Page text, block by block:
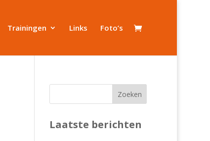
Trainingen Links Foto’s
Laatste berichten